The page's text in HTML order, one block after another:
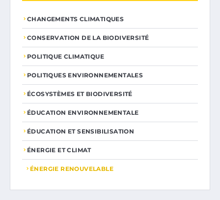
CHANGEMENTS CLIMATIQUES
CONSERVATION DE LA BIODIVERSITÉ
POLITIQUE CLIMATIQUE
POLITIQUES ENVIRONNEMENTALES
ÉCOSYSTÈMES ET BIODIVERSITÉ
ÉDUCATION ENVIRONNEMENTALE
ÉDUCATION ET SENSIBILISATION
ÉNERGIE ET CLIMAT
ÉNERGIE RENOUVELABLE